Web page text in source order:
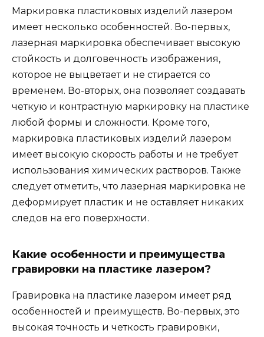
Маркировка пластиковых изделий лазером
имеет несколько особенностей. Во-первых,
лазерная маркировка обеспечивает высокую
стойкость и долговечность изображения,
которое не выцветает и не стирается со
временем. Во-вторых, она позволяет создавать
четкую и контрастную маркировку на пластике
любой формы и сложности. Кроме того,
маркировка пластиковых изделий лазером
имеет высокую скорость работы и не требует
использования химических растворов. Также
следует отметить, что лазерная маркировка не
деформирует пластик и не оставляет никаких
следов на его поверхности.
Какие особенности и преимущества
гравировки на пластике лазером?
Гравировка на пластике лазером имеет ряд
особенностей и преимуществ. Во-первых, это
высокая точность и четкость гравировки,